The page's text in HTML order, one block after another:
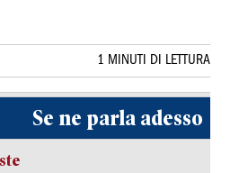
1 MINUTI DI LETTURA
Se ne parla adesso